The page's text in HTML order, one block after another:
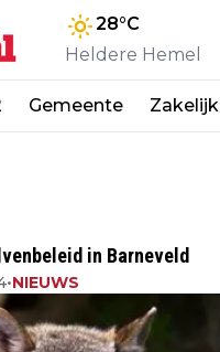
28°C
Heldere Hemel
Gemeente Zakelijk
in Barneveld
•NIEUWS